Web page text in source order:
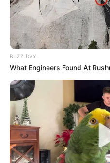
Steinmaterial wird
Steinmetzarbeiten und
präsentiert. Der rote
ehemaligen Bauernhof
der Steinbrecher,
Baumberge eine
Ausstellungsstücke
Steinsäge bis hin zu
mittelalterlichen
Schlageisen und
der Besucher bereit.
Eintritt ist frei! Wer
gemütlichen
BUZZ DAY
What Engineers Found At